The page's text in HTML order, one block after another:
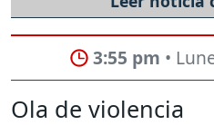
3:55 pm •
Ola de violencia